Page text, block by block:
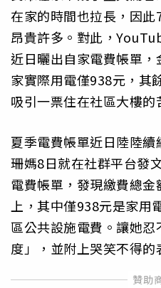
在家的時間也拉長，因
昂貴許多。對此，
近日曬出自家電費帳單
家實際用電僅938元，其
吸引一票住在社區大樓的
夏季電費帳單近日陸陸
珊媽8日就在社群平台發
電費帳單，發現繳費總
上，其中僅938元是家用
區公共設施電費。讓她
度」，並附上哭笑不得的